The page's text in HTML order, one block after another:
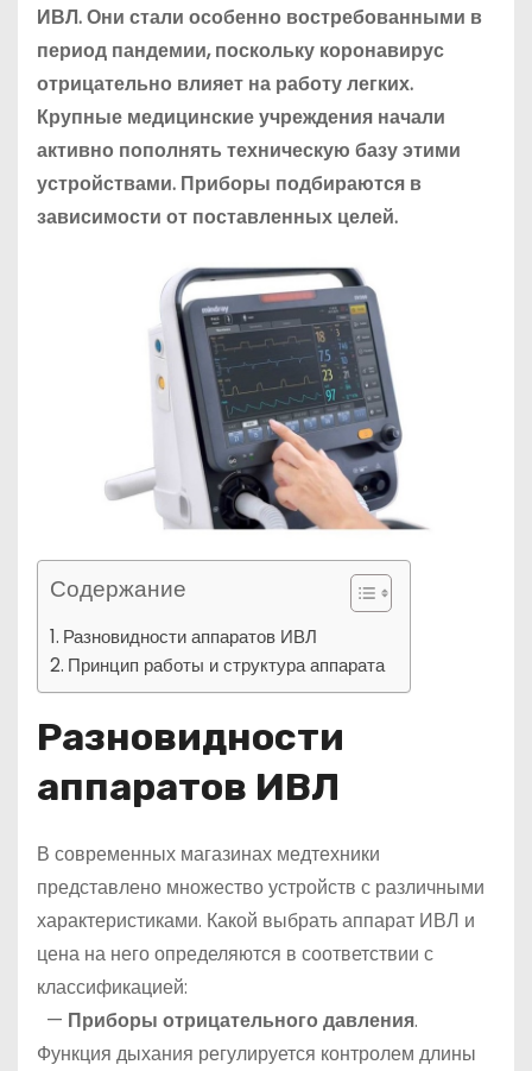
ИВЛ. Они стали особенно востребованными в
период пандемии, поскольку коронавирус
отрицательно влияет на работу легких.
Крупные медицинские учреждения начали
активно пополнять техническую базу этими
устройствами. Приборы подбираются в
зависимости от поставленных целей.
Содержание
Разновидности аппаратов ИВЛ
Принцип работы и структура аппарата
Разновидности
аппаратов ИВЛ
В современных магазинах медтехники
представлено множество устройств с различными
характеристиками. Какой выбрать аппарат ИВЛ и
цена на него определяются в соответствии с
классификацией:
— Приборы отрицательного давления.
Функция дыхания регулируется контролем длины